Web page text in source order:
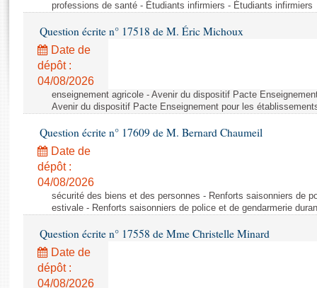
Rapports d'information
Rapports d'enquête
Rapports législatifs
Baromètre de l’application des lois
Dossiers législatifs
Budget et sécurité sociale
Questions écrites et orales
Comptes rendus des débats
Anciennes législatures
Liens vers les sites publics
professions de santé - Étudiants infirmiers - Étudiants infirmiers
Question écrite n° 17518 de M. Éric Michoux
Date de
dépôt :
04/08/2026
enseignement agricole - Avenir du dispositif Pacte
Avenir du dispositif Pacte Enseignement pour les
Question écrite n° 17609 de M. Bernard Chaumeil
Date de
dépôt :
04/08/2026
sécurité des biens et des personnes - Renforts saisonniers de
estivale - Renforts saisonniers de police et de gendarmerie
Question écrite n° 17558 de Mme Christelle Minard
Date de
dépôt :
04/08/2026